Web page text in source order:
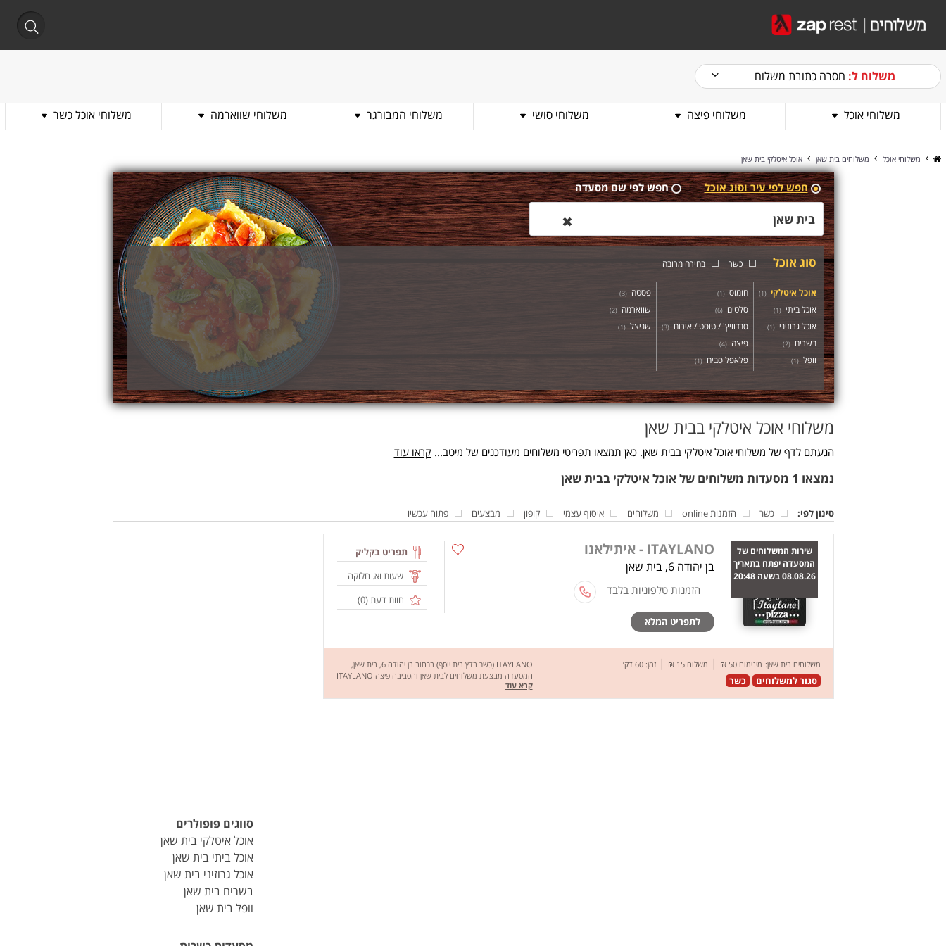
משלוח ל: חסרה כתובת משלוח
משלוחי אוכל משלוחי פיצה משלוחי סושי משלוחי המבורגר משלוחי שווארמה משלוחי אוכל כשר
משלוחי אוכל משלוחים בית שאן אוכל איטלקי בית שאן
חפש לפי עיר וסוג אוכל חפש לפי שם מסעדה
✖
סוג אוכל כשר בחירה מרובה
אוכל איטלקי (
1
)
אוכל ביתי (
1
)
אוכל גרוזיני (
1
)
בשרים (
2
)
וופל (
1
)
חומוס (
1
)
סלטים (
6
)
סנדוויץ' / טוסט / אירוח (
3
)
פיצה (
4
)
פלאפל סביח (
1
)
פסטה (
3
)
שווארמה (
2
)
שניצל (
1
)
משלוחי אוכל איטלקי בבית שאן
הגעתם לדף של משלוחי אוכל איטלקי בבית שאן. כאן תמצאו תפריטי משלוחים מעודכנים של מיטב... קראו עוד
נמצאו 1 מסעדות משלוחים של אוכל איטלקי בבית שאן
סינון לפי: כשר הזמנות online משלוחים איסוף עצמי קופון מבצעים פתוח עכשיו
שירות המשלוחים של
המסעדה יפתח בתאריך
08.08.26 בשעה 20:48
ITAYLANO - איתילאנו
בן יהודה 6, בית שאן
הזמנות טלפוניות בלבד
לתפריט המלא
תפריט בקליק
שעות וא. חלוקה
חוות דעת (0
)
משלוחים בית שאן: מינימום 50 ₪ | משלוח 15 ₪ | זמן: 60 דק’
סגור למשלוחים כשר
ITAYLANO (כשר בדץ בית יוסף) ברחוב בן יהודה 6, בית שאן,
המסעדה מבצעת משלוחים לבית שאן והסביבה פיצה ITAYLANO
מציעה מגוון רחב של מנות טעימות במיוחד. מחכים לכם לחוויה
מהנה, שיהיה בתיאבון!
קרא עוד
סווגים פופולרים
אוכל איטלקי בית שאן
אוכל ביתי בית שאן
אוכל גרוזיני בית שאן
בשרים בית שאן
וופל בית שאן